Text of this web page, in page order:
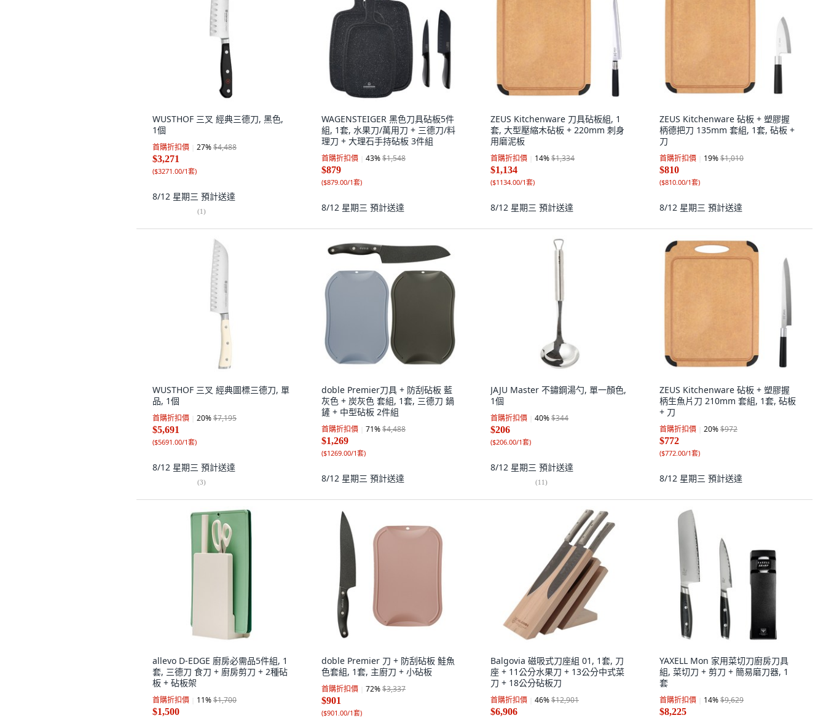
WUSTHOF 三叉 經典三德刀, 黑色,
1個
首購折扣價 27%$4,488
$3,271
($3271.00/1套)
8/12 星期三 預計送達
(1)
WAGENSTEIGER 黑色刀具砧板5件
組, 1套, 水果刀/萬用刀 + 三德刀/料
理刀 + 大理石手持砧板 3件組
首購折扣價 43%$1,548
$879
($879.00/1套)
8/12 星期三 預計送達
ZEUS Kitchenware 刀具砧板組, 1
套, 大型壓縮木砧板 + 220mm 刺身
用磨泥板
首購折扣價 14%$1,334
$1,134
($1134.00/1套)
8/12 星期三 預計送達
ZEUS Kitchenware 砧板 + 塑膠握
柄德把刀 135mm 套組, 1套, 砧板 +
刀
首購折扣價 19%$1,010
$810
($810.00/1套)
8/12 星期三 預計送達
WUSTHOF 三叉 經典圖標三德刀, 單
品, 1個
首購折扣價 20%$7,195
$5,691
($5691.00/1套)
8/12 星期三 預計送達
(3)
doble Premier刀具 + 防刮砧板 藍
灰色 + 炭灰色 套組, 1套, 三德刀 鍋
鏟 + 中型砧板 2件組
首購折扣價 71%$4,488
$1,269
($1269.00/1套)
8/12 星期三 預計送達
JAJU Master 不鏽鋼湯勺, 單一顏色,
1個
首購折扣價 40%$344
$206
($206.00/1套)
8/12 星期三 預計送達
(11)
ZEUS Kitchenware 砧板 + 塑膠握
柄生魚片刀 210mm 套組, 1套, 砧板
+ 刀
首購折扣價 20%$972
$772
($772.00/1套)
8/12 星期三 預計送達
allevo D-EDGE 廚房必需品5件組, 1
套, 三德刀 食刀 + 廚房剪刀 + 2種砧
板 + 砧板架
首購折扣價 11%$1,700
$1,500
doble Premier 刀 + 防刮砧板 鮭魚
色套組, 1套, 主廚刀 + 小砧板
首購折扣價 72%$3,337
$901
($901.00/1套)
Balgovia 磁吸式刀座組 01, 1套, 刀
座 + 11公分水果刀 + 13公分中式菜
刀 + 18公分砧板刀
首購折扣價 46%$12,901
$6,906
YAXELL Mon 家用菜切刀廚房刀具
組, 菜切刀 + 剪刀 + 簡易磨刀器, 1
套
首購折扣價 14%$9,629
$8,225